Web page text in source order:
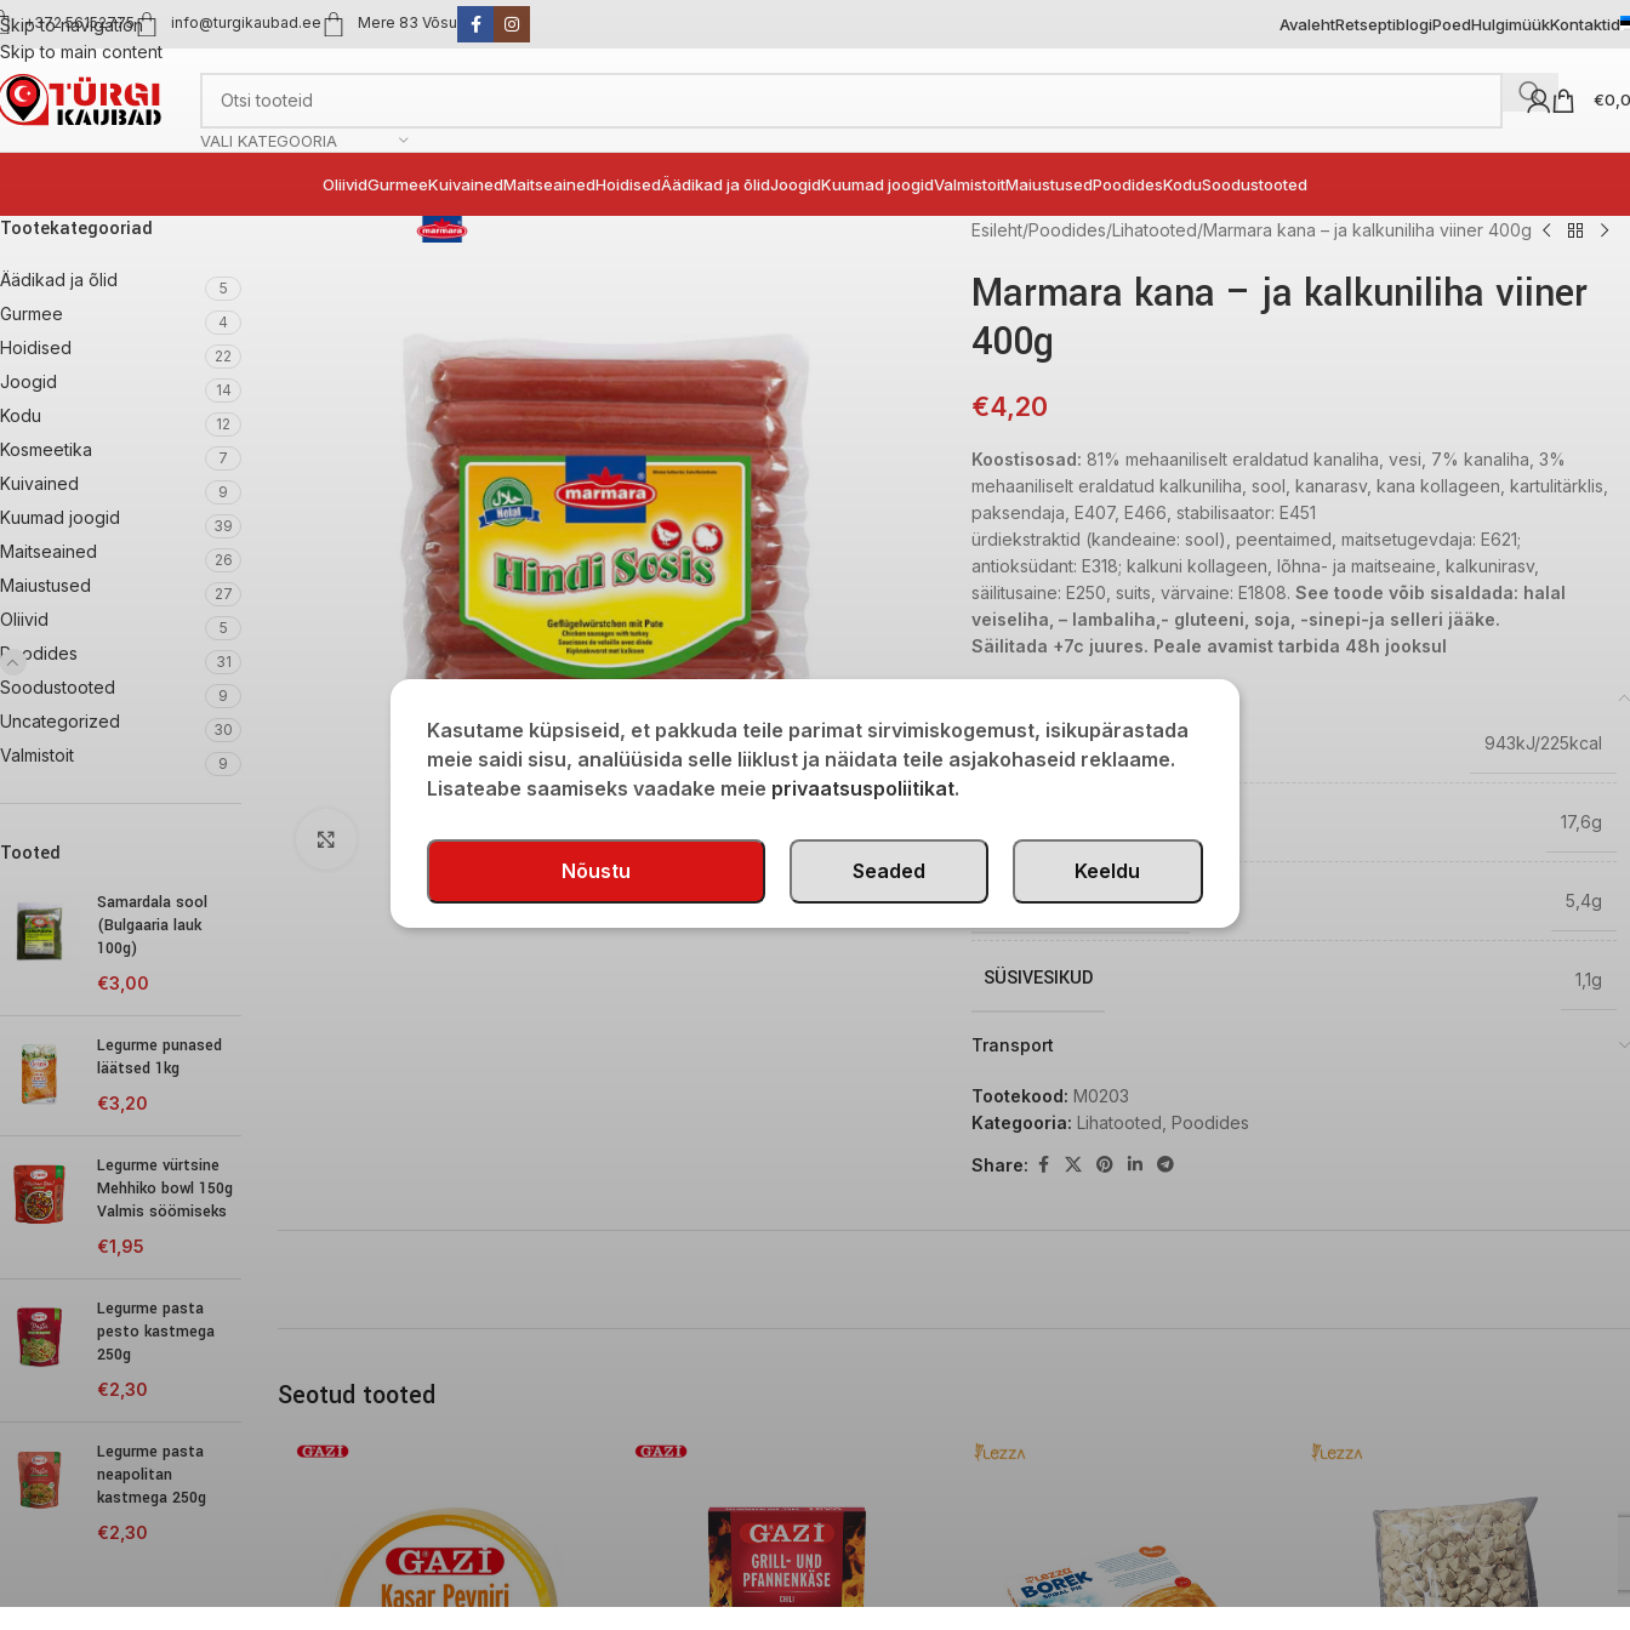
Skip to navigation
Skip to main content
+372 56152775 info@turgikaubad.ee Mere 83 Võsu AvalehtRetseptiblogiPoedHulgimüükKontaktid
VALI KATEGOORIA
€
OliividGurmeeKuivainedMaitseainedHoidisedÄädikad ja õlidJoogidKuumad joogidValmistoitMaiustusedPoodidesKoduSoodustooted
Tootekategooriad
Äädikad ja õlid 5
Gurmee 4
Hoidised 22
Joogid 14
Kodu 12
Kosmeetika 7
Kuivained 9
Kuumad joogid 39
Maitseained 26
Maiustused 27
Oliivid 5
Poodides 31
Soodustooted 9
Uncategorized 30
Valmistoit 9
Tooted
Samardala sool
(Bulgaaria lauk
100g)
€3,00
Legurme punased
läätsed 1kg
€3,20
Legurme vürtsine
Mehhiko bowl 150g
Valmis söömiseks
€1,95
Legurme pasta
pesto kastmega
250g
€2,30
Legurme pasta
neapolitan
kastmega 250g
€2,30
Click to enlarge
Esileht Poodides Lihatooted Marmara kana – ja kalkuniliha viiner 400g
Marmara kana – ja kalkuniliha viiner
400g
€4,20
Koostisosad: 81% mehaaniliselt eraldatud kanaliha, vesi, 7% kanaliha, 3%
mehaaniliselt eraldatud kalkuniliha, sool, kanarasv, kana kollageen, kartulitärklis,
paksendaja, E407, E466, stabilisaator: E451
ürdiekstraktid (kandeaine: sool), peentaimed, maitsetugevdaja: E621;
antioksüdant: E318; kalkuni kollageen, lõhna- ja maitseaine, kalkunirasv,
säilitusaine: E250, suits, värvaine: E1808. See toode võib sisaldada: halal
veiseliha, – lambaliha,- gluteeni, soja, -sinepi-ja selleri jääke.
Säilitada +7c juures. Peale avamist tarbida 48h jooksul
ENERGIA 943kJ/225kcal
17,6g
KÜLLASTUNUD RASVAD 5,4g
SÜSIVESIKUD 1,1g
SUHKUR
VALGUD
Transport
Tootekood: M0203
Kategooria: Lihatooted Poodides
Share:
Seotud tooted
Kasutame küpsiseid, et pakkuda teile parimat sirvimiskogemust, isikupärastada
meie saidi sisu, analüüsida selle liiklust ja näidata teile asjakohaseid reklaame.
Lisateabe saamiseks vaadake meie privaatsuspoliitikat.
Nõustu Seaded Keeldu